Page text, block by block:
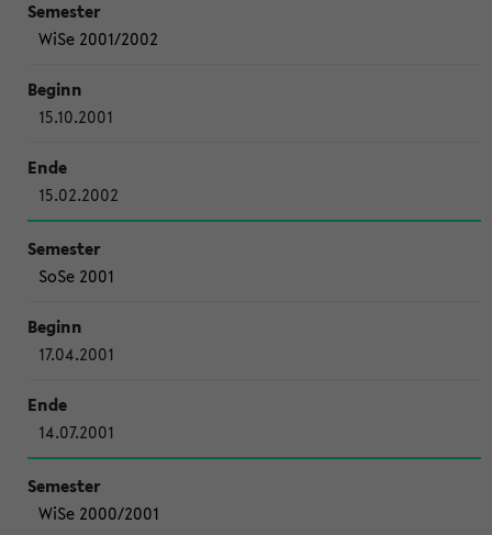
WiSe 2001/2002
15.10.2001
15.02.2002
SoSe 2001
17.04.2001
14.07.2001
WiSe 2000/2001